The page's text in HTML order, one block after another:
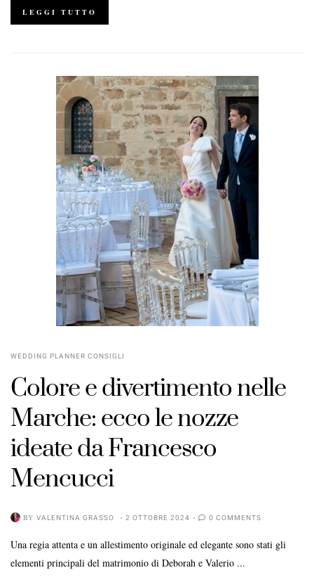
LEGGI TUTTO
WEDDING PLANNER CONSIGLI
Colore e divertimento nelle
Marche: ecco le nozze
ideate da Francesco
Mencucci
BY VALENTINA GRASSO 2 OTTOBRE 2024 0 COMMENTS
Una regia attenta e un allestimento originale ed elegante sono stati gli
elementi principali del matrimonio di Deborah e Valerio ...